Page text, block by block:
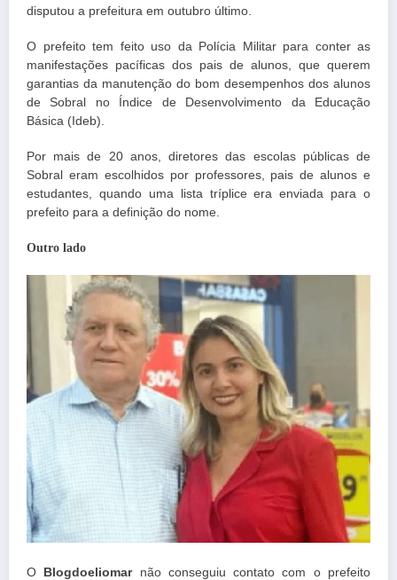
disputou a prefeitura em outubro último.
O prefeito tem feito uso da Polícia Militar para conter as
manifestações pacíficas dos pais de alunos, que querem
garantias da manutenção do bom desempenhos dos alunos
de Sobral no Índice de Desenvolvimento da Educação
Básica (Ideb).
Por mais de 20 anos, diretores das escolas públicas de
Sobral eram escolhidos por professores, pais de alunos e
estudantes, quando uma lista tríplice era enviada para o
prefeito para a definição do nome.
Outro lado
O Blogdoeliomarnão conseguiu contato com o prefeito